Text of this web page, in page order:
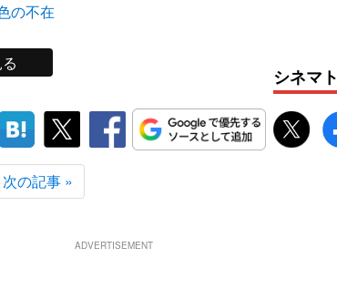
の不在
次の記事 »
シネマ
ADVERTISEMENT